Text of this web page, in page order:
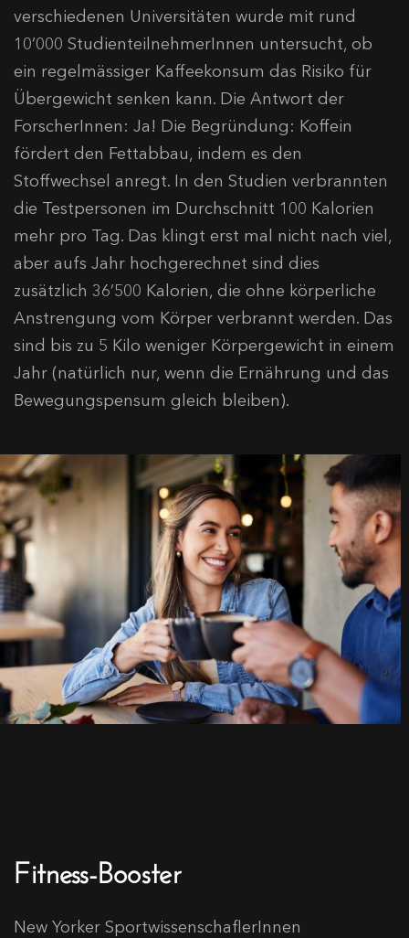
verschiedenen Universitäten wurde mit rund
10’000 StudienteilnehmerInnen untersucht, ob
ein regelmässiger Kaffeekonsum das Risiko für
Übergewicht senken kann. Die Antwort der
ForscherInnen: Ja! Die Begründung: Koffein
fördert den Fettabbau, indem es den
Stoffwechsel anregt. In den Studien verbrannten
die Testpersonen im Durchschnitt 100 Kalorien
mehr pro Tag. Das klingt erst mal nicht nach viel,
aber aufs Jahr hochgerechnet sind dies
zusätzlich 36’500 Kalorien, die ohne körperliche
Anstrengung vom Körper verbrannt werden. Das
sind bis zu 5 Kilo weniger Körpergewicht in einem
Jahr (natürlich nur, wenn die Ernährung und das
Bewegungspensum gleich bleiben).
Fitness-Booster
New Yorker SportwissenschaflerInnen